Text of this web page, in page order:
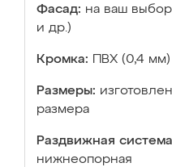
Фасад: на ваш
и др.)
Кромка: ПВХ (0,4 мм)
Размеры:
размера
Раздвижная
нижнеопорная